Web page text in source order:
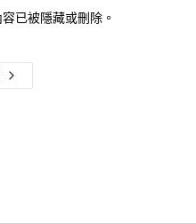
已被隱藏或刪除。